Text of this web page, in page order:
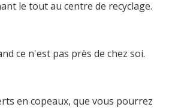
le tout au centre de recyclage.
ce n'est pas près de chez soi.
en copeaux, que vous pourrez